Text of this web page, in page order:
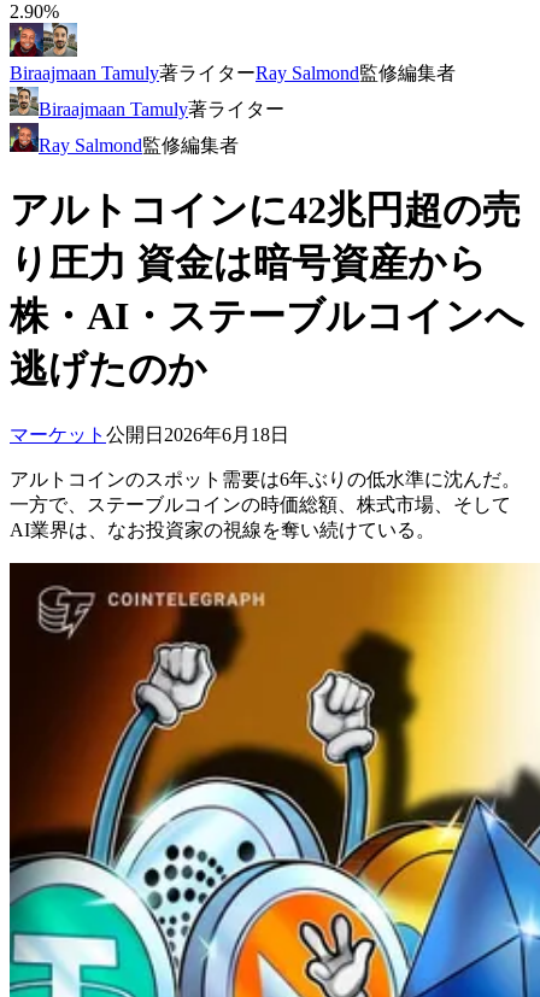
2.90%
Biraajmaan Tamuly著ライターRay Salmond監修編集者
Biraajmaan Tamuly著ライター
Ray Salmond監修編集者
アルトコインに42兆円超の売
り圧力 資金は暗号資産から
株・AI・ステーブルコインへ
逃げたのか
マーケット 公開日 2026年6月18日
アルトコインのスポット需要は6年ぶりの低水準に沈んだ。
一方で、ステーブルコインの時価総額、株式市場、そして
AI業界は、なお投資家の視線を奪い続けている。